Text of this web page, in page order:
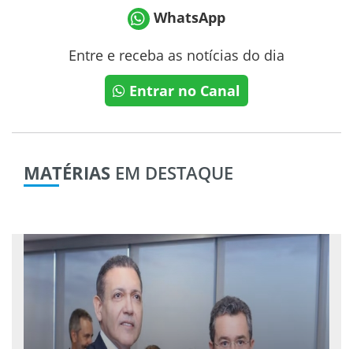
WhatsApp
Entre e receba as notícias do dia
Entrar no Canal
MATÉRIAS EM DESTAQUE